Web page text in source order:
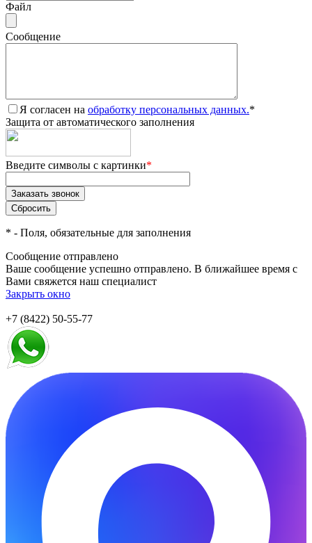
Файл
Сообщение
Я согласен на обработку персональных данных.*
Защита от автоматического заполнения
Введите символы с картинки*
* - Поля, обязательные для заполнения
Сообщение отправлено
Ваше сообщение успешно отправлено. В ближайшее время с
Вами свяжется наш специалист
Закрыть окно
+7 (8422) 50-55-77